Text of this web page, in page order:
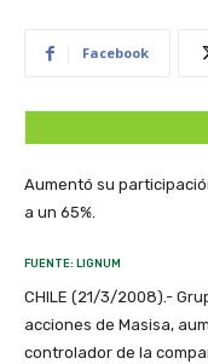
Facebook
Aumentó su
a un 65%.
FUENTE: LIGNUM
CHILE (21/3/2008).-
acciones de Masisa,
controlador de la